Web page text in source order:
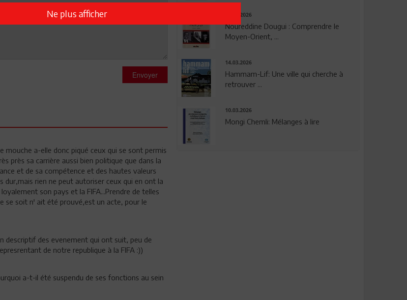
Envoyer
mouche a-elle donc piqué ceux qui se sont permis
près sa carrière aussi bien politique que dans la
et de sa compétence et des hautes valeurs
rien ne peut autoriser ceux qui en ont la
son pays et la FIFA...Prendre de telles
se soit n' ait été prouvé,est un acte, pour le
descriptif des evenement qui ont suit, peu de
de notre republique à la FIFA :))
a-t-il été suspendu de ses fonctions au sein
17.03.2026
Noureddine Dougui : Comprendre le
Moyen-Orient, ...
14.03.2026
Hammam-Lif: Une ville qui cherche à
retrouver ...
10.03.2026
Mongi Chemli: Mélanges à lire
Ne plus afficher